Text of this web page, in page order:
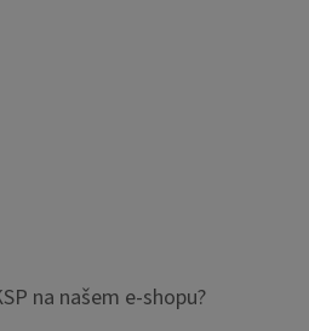
na našem e-shopu?